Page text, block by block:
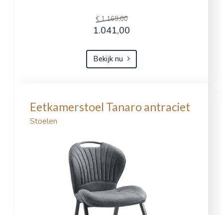
€ 1.169,00
1.041,00
Bekijk nu
Eetkamerstoel Tanaro antraciet
Stoelen